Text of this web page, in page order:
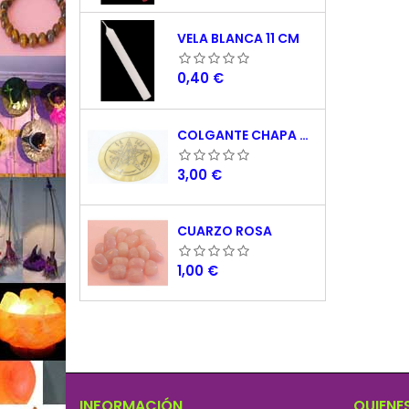
VELA BLANCA 11 CM
Precio
0,40 €
COLGANTE CHAPA NACAR TETRAGRAMATON 5 CM
Precio
3,00 €
CUARZO ROSA
Precio
1,00 €